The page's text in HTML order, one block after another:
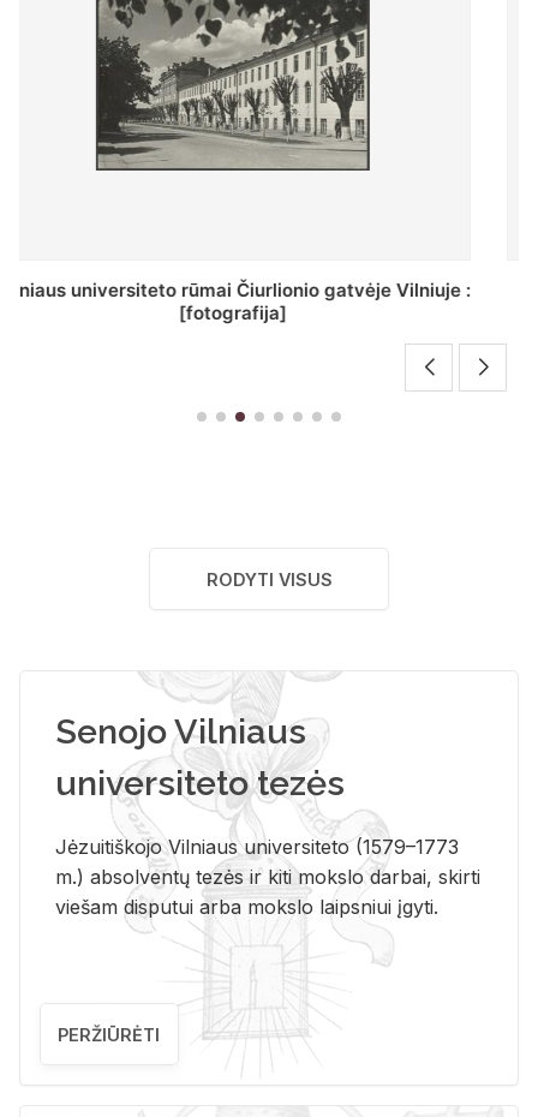
St. Batoro universiteto J. Pilsudskio kolegija :
[fotografija]
RODYTI VISUS
Senojo Vilniaus
universiteto tezės
Jėzuitiškojo Vilniaus universiteto (1579–1773
m.) absolventų tezės ir kiti mokslo darbai, skirti
viešam disputui arba mokslo laipsniui įgyti.
PERŽIŪRĖTI